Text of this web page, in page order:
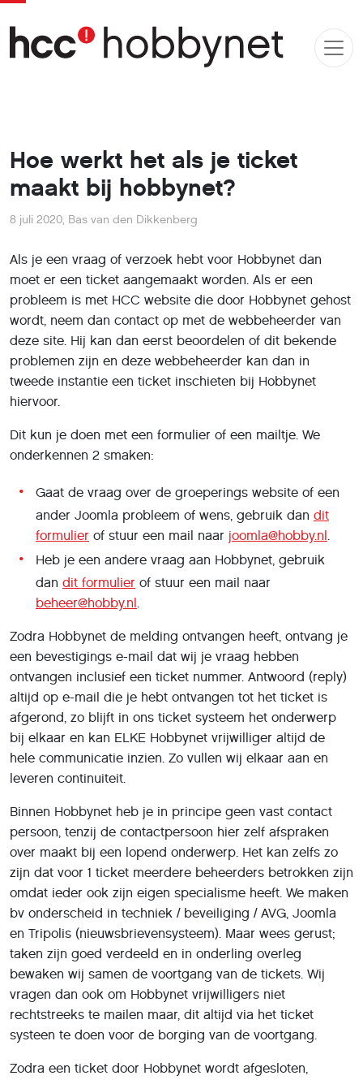
Hoe werkt het als je ticket
maakt bij hobbynet?
8 juli 2020, Bas van den Dikkenberg
Als je een vraag of verzoek hebt voor Hobbynet dan
moet er een ticket aangemaakt worden. Als er een
probleem is met HCC website die door Hobbynet gehost
wordt, neem dan contact op met de webbeheerder van
deze site. Hij kan dan eerst beoordelen of dit bekende
problemen zijn en deze webbeheerder kan dan in
tweede instantie een ticket inschieten bij Hobbynet
hiervoor.
Dit kun je doen met een formulier of een mailtje. We
onderkennen 2 smaken:
Gaat de vraag over de groeperings website of een
ander Joomla probleem of wens, gebruik dan dit
formulier of stuur een mail naar joomla@hobby.nl.
Heb je een andere vraag aan Hobbynet, gebruik
dan dit formulier of stuur een mail naar
beheer@hobby.nl.
Zodra Hobbynet de melding ontvangen heeft, ontvang je
een bevestigings e-mail dat wij je vraag hebben
ontvangen inclusief een ticket nummer. Antwoord (reply)
altijd op e-mail die je hebt ontvangen tot het ticket is
afgerond, zo blijft in ons ticket systeem het onderwerp
bij elkaar en kan ELKE Hobbynet vrijwilliger altijd de
hele communicatie inzien. Zo vullen wij elkaar aan en
leveren continuiteit.
Binnen Hobbynet heb je in principe geen vast contact
persoon, tenzij de contactpersoon hier zelf afspraken
over maakt bij een lopend onderwerp. Het kan zelfs zo
zijn dat voor 1 ticket meerdere beheerders betrokken zijn
omdat ieder ook zijn eigen specialisme heeft. We maken
bv onderscheid in techniek / beveiliging / AVG, Joomla
en Tripolis (nieuwsbrievensysteem). Maar wees gerust;
taken zijn goed verdeeld en in onderling overleg
bewaken wij samen de voortgang van de tickets. Wij
vragen dan ook om Hobbynet vrijwilligers niet
rechtstreeks te mailen maar, dit altijd via het ticket
systeen te doen voor de borging van de voortgang.
Zodra een ticket door Hobbynet wordt afgesloten,